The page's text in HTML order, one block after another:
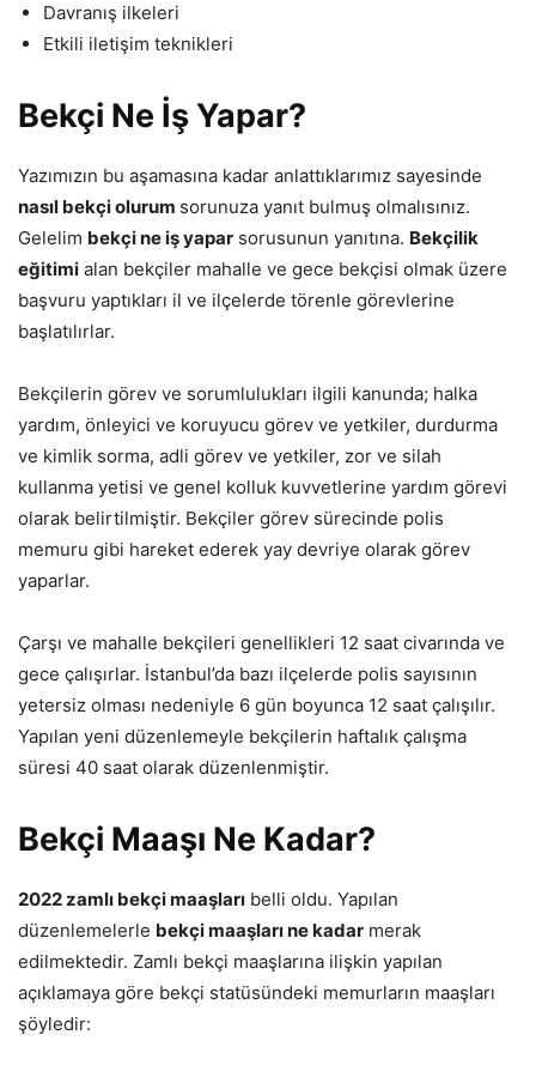
Davranış ilkeleri
Etkili iletişim teknikleri
Bekçi Ne İş Yapar?
Yazımızın bu aşamasına kadar anlattıklarımız sayesinde
nasıl bekçi olurum sorunuza yanıt bulmuş olmalısınız.
Gelelim bekçi ne iş yapar sorusunun yanıtına. Bekçilik
eğitimi alan bekçiler mahalle ve gece bekçisi olmak üzere
başvuru yaptıkları il ve ilçelerde törenle görevlerine
başlatılırlar.
Bekçilerin görev ve sorumlulukları ilgili kanunda; halka
yardım, önleyici ve koruyucu görev ve yetkiler, durdurma
ve kimlik sorma, adli görev ve yetkiler, zor ve silah
kullanma yetisi ve genel kolluk kuvvetlerine yardım görevi
olarak belirtilmiştir. Bekçiler görev sürecinde polis
memuru gibi hareket ederek yay devriye olarak görev
yaparlar.
Çarşı ve mahalle bekçileri genellikleri 12 saat civarında ve
gece çalışırlar. İstanbul’da bazı ilçelerde polis sayısının
yetersiz olması nedeniyle 6 gün boyunca 12 saat çalışılır.
Yapılan yeni düzenlemeyle bekçilerin haftalık çalışma
süresi 40 saat olarak düzenlenmiştir.
Bekçi Maaşı Ne Kadar?
2022 zamlı bekçi maaşları belli oldu. Yapılan
düzenlemelerle bekçi maaşları ne kadar merak
edilmektedir. Zamlı bekçi maaşlarına ilişkin yapılan
açıklamaya göre bekçi statüsündeki memurların maaşları
şöyledir: